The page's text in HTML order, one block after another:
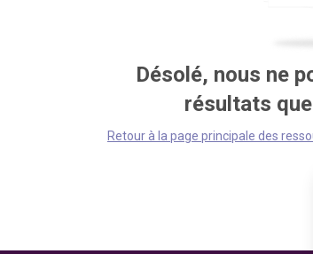
Désolé, nous ne
résultats
Retour à la page principale des